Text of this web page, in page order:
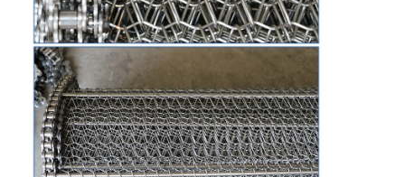
सर्पिल फ्रीजर बेल्ट
ओवन कन्वेयर बेल्ट